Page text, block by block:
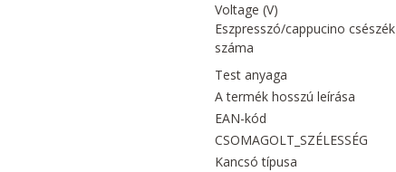
Voltage (V)
Eszpresszó/cappucino csészék
száma
Test anyaga
A termék hosszú leírása
EAN-kód
CSOMAGOLT_SZÉLESSÉG
Kancsó típusa